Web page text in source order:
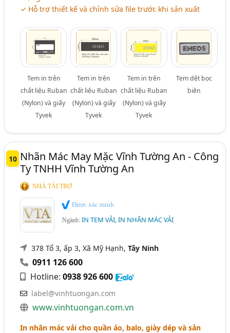
✓ Hỗ trợ thiết kế và chỉnh sửa file trước khi sản xuất
Tem in trên
chất liệu Ruban
(Nylon) và giấy
Tyvek
Tem in trên
chất liệu Ruban
(Nylon) và giấy
Tyvek
Tem in trên
chất liệu Ruban
(Nylon) và giấy
Tyvek
Tem dệt bọc
biên
10 Nhãn Mác May Mặc Vĩnh Tường An - Công
Ty TNHH Vĩnh Tường An
NHÀ TÀI TRỢ
Được xác minh
Ngành:IN TEM VẢI, IN NHÃN MÁC VẢI
378 Tổ 3, ấp 3, Xã Mỹ Hạnh,Tây Ninh
0911 126 600
Hotline:0938 926 600
label@vinhtuongan.com
www.vinhtuongan.com.vn
In nhãn mác vải cho quần áo, balo, giày dép và sản